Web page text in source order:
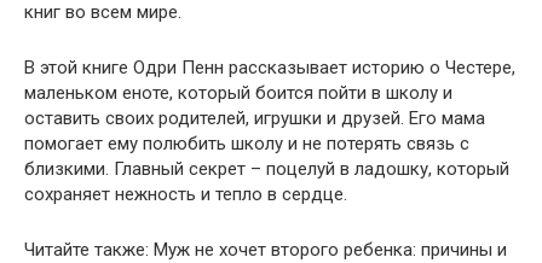
книг во всем мире.
В этой книге Одри Пенн рассказывает историю о Честере,
маленьком еноте, который боится пойти в школу и
оставить своих родителей, игрушки и друзей. Его мама
помогает ему полюбить школу и не потерять связь с
близкими. Главный секрет – поцелуй в ладошку, который
сохраняет нежность и тепло в сердце.
Читайте также: Муж не хочет второго ребенка: причины и